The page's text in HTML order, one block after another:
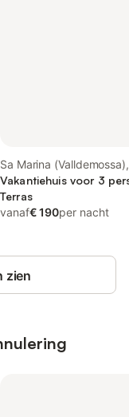
Sa Marina (Valldemossa),
Valldemossa
Vakantiehuis voor 3
Terras
vanaf€ 190per nacht
zien